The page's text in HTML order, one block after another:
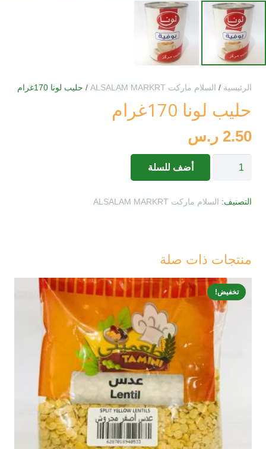
الرئيسية / السلام ماركت ALSALAM MARKRT / حليب لونا 170غرام
حليب لونا 170غرام
2.50 ر.س
كمية
أضف للسلة
التصنيف: السلام ماركت ALSALAM MARKRT
منتجات ذات صلة
تخفيض!